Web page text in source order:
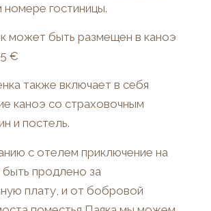
гостиницы.
может быть размещен в каноэ
€
также включает в себя
каноэ со страховочным
и постель.
с отелем приключение на
продлено за
плату, и от бобровой